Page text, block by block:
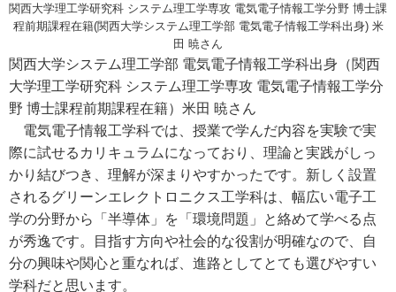
関西大学理工学研究科 システム理工学専攻 電気電子情報工学分野 博士課
程前期課程在籍(関西大学システム理工学部 電気電子情報工学科出身) 米
田 暁さん
関西大学システム理工学部 電気電子情報工学科出身（関西
大学理工学研究科 システム理工学専攻 電気電子情報工学分
野 博士課程前期課程在籍）米田 暁さん
電気電子情報工学科では、授業で学んだ内容を実験で実
際に試せるカリキュラムになっており、理論と実践がしっ
かり結びつき、理解が深まりやすかったです。新しく設置
されるグリーンエレクトロニクス工学科は、幅広い電子工
学の分野から「半導体」を「環境問題」と絡めて学べる点
が秀逸です。目指す方向や社会的な役割が明確なので、自
分の興味や関心と重なれば、進路としてとても選びやすい
学科だと思います。